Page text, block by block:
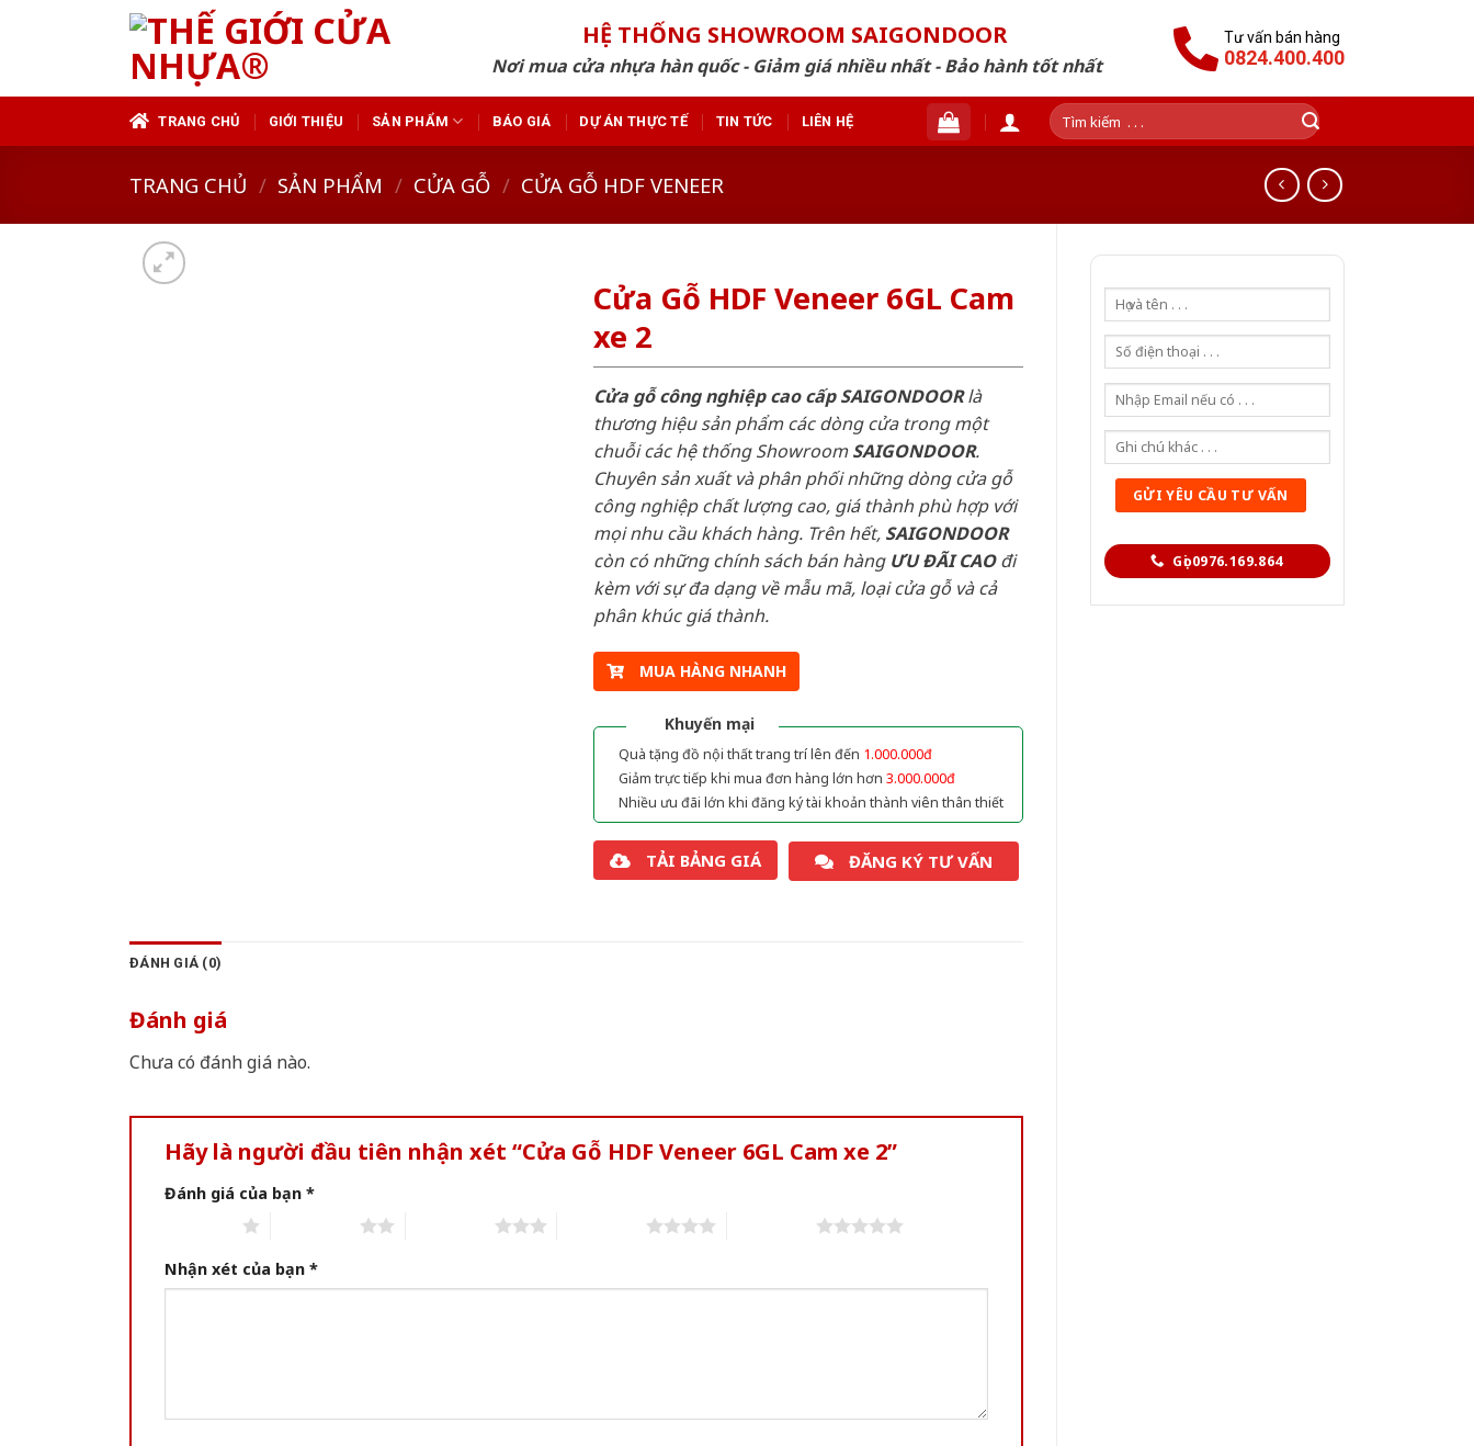
HỆ THỐNG SHOWROOM SAIGONDOOR
Nơi mua cửa nhựa hàn quốc - Giảm giá nhiều nhất - Bảo hành tốt nhất
Tư vấn bán hàng
0824.400.400
TRANG CHỦ GIỚI THIỆU SẢN PHẨM BÁO GIÁ DỰ ÁN THỰC TẾ TIN TỨC LIÊN HỆ
Tìm
kiếm:
TRANG CHỦ / SẢN PHẨM / CỬA GỖ / CỬA GỖ HDF VENEER
Gọi 0976.169.864
Cửa Gỗ HDF Veneer 6GL Cam
xe 2
Cửa gỗ công nghiệp cao cấp SAIGONDOORlà
thương hiệu sản phẩm các dòng cửa trong một
chuỗi các hệ thống ShowroomSAIGONDOOR.
Chuyên sản xuất và phân phối những dòng cửa gỗ
công nghiệp chất lượng cao, giá thành phù hợp với
mọi nhu cầu khách hàng. Trên hết, SAIGONDOOR
còn có những chính sách bán hàng ƯU ĐÃI CAOđi
kèm với sự đa dạng về mẫu mã, loại cửa gỗ và cả
phân khúc giá thành.
MUA HÀNG NHANH
Khuyến mại
Quà tặng đồ nội thất trang trí lên đến 1.000.000đ
Giảm trực tiếp khi mua đơn hàng lớn hơn 3.000.000đ
Nhiều ưu đãi lớn khi đăng ký tài khoản thành viên thân thiết
TẢI BẢNG GIÁ ĐĂNG KÝ TƯ VẤN
ĐÁNH GIÁ (0)
Đánh giá
Chưa có đánh giá nào.
Hãy là người đầu tiên nhận xét “Cửa Gỗ HDF Veneer 6GL Cam xe 2”
Đánh giá của bạn *
Nhận xét của bạn *